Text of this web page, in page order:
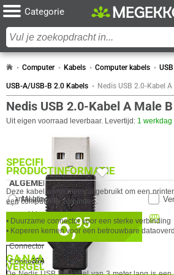
Categorie
Computer Kabels Computer kabels
USB-A/USB-B 2.0 Kabels Nedis USB 2.0-Kabel
Nedis USB 2.0-Kabel A Male
Uit eigen voorraad leverbaar. Levertijd: 1
9x
6,95
% STAFFELKORTING MOGELIJK
Meldingen
GA NAAR
SPECIFICATIES
ALGEMEEN
Eigenschap Waarde
Aantal producten in
verpakking
AWG-maat
28/22
Connectordesign - kant A
Connectordesign - kant B
PRODUCTINFORMATIE
Deze kabel wordt meestal gebruikt om een
een computer te verbinden.
• Duurzame connector voor een sterke verbinding
• Koperen kernen voor een betrouwbare
VERGELIJKBARE PRODUCTEN